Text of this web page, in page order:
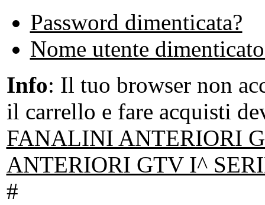
Password dimenticata?
Nome utente
Info: Il tuo browser non
il carrello e fare acquisti
FANALINI ANTERIORI
ANTERIORI GTV I^
#